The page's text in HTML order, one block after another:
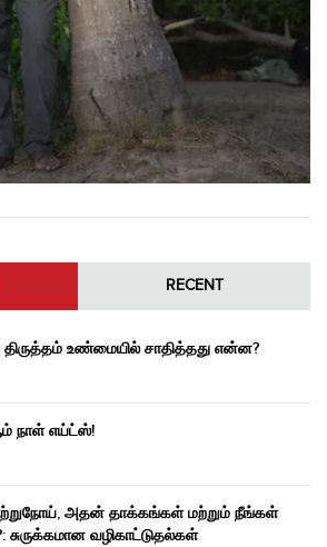
RECENT
திருத்தம் உண்மையில் சாதித்தது என்ன?
நாள் எய்ட்ஸ்!
அதன் தாக்கங்கள் மற்றும் நீங்கள்
வழிகாட்டுதல்கள்